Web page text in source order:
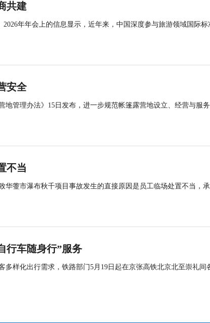
共建
年年会上的信息显示，近年来，中国深度参与旅游领域国际标
安全
管理办法》15日发布，进一步规范帐篷露营地设立、经营与服
不当
华蓥市瀑布秋千项目事故发生的直接原因是员工临场处置不当，
行车随身行”服务
样化出行需求，铁路部门5月19日起在京张高铁北京北至崇礼间